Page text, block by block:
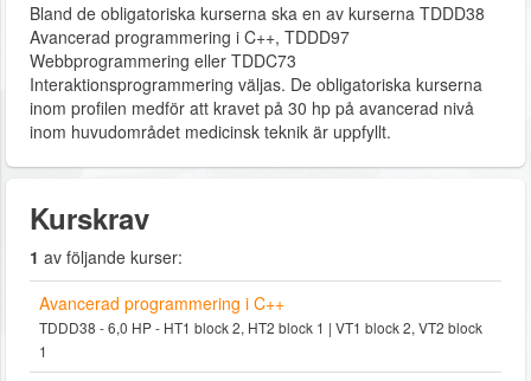
Bland de obligatoriska kurserna ska en av kurserna TDDD38
Avancerad programmering i C++, TDDD97
Webbprogrammering eller TDDC73
Interaktionsprogrammering väljas. De obligatoriska kurserna
inom profilen medför att kravet på 30 hp på avancerad nivå
inom huvudområdet medicinsk teknik är uppfyllt.
Kurskrav
1 av följande kurser:
Avancerad programmering i C++
TDDD38 - 6,0 HP - HT1 block 2, HT2 block 1 | VT1 block 2, VT2 block
1